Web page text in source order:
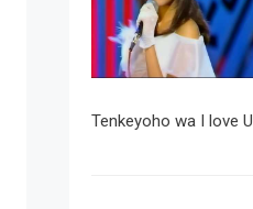
Tenkeyoho wa I love U